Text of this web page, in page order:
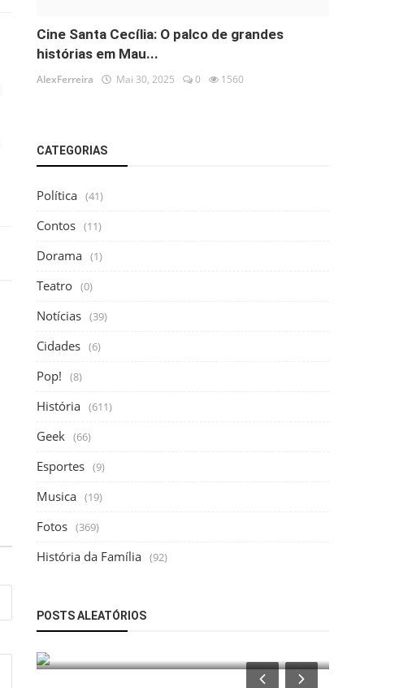
Cine Santa Cecília: O palco de grandes
histórias em Mau...
AlexFerreira Mai 30, 2025 0 1560
CATEGORIAS
Política (41)
Contos (11)
Dorama (1)
Teatro (0)
Notícias (39)
Cidades (6)
Pop! (8)
História (611)
Geek (66)
Esportes (9)
Musica (19)
Fotos (369)
História da Família (92)
POSTS ALEATÓRIOS
Fotos